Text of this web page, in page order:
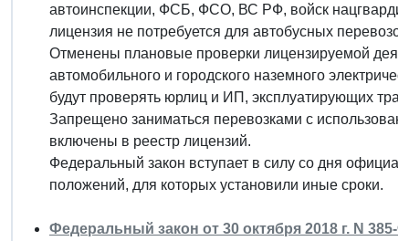
автоинспекции, ФСБ, ФСО, ВС РФ, войск
лицензия не потребуется для автобусных
Отменены плановые проверки лицензируемой
автомобильного и городского наземного
будут проверять юрлиц и ИП, эксплуатирующих
Запрещено заниматься перевозками с
включены в реестр лицензий.
Федеральный закон вступает в силу со дня
положений, для которых установили иные сроки.
Федеральный закон от 30 октября 2018 г. N